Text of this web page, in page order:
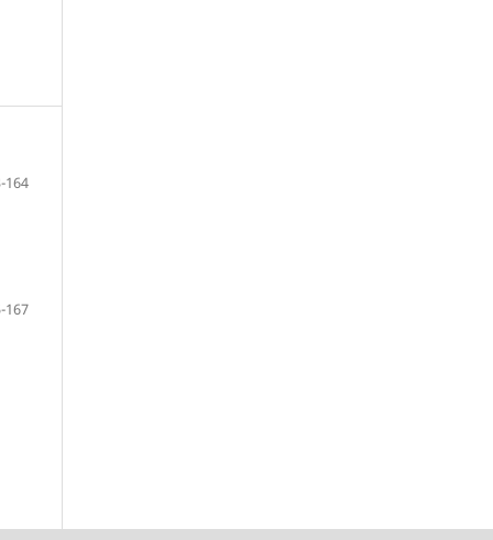
164
167